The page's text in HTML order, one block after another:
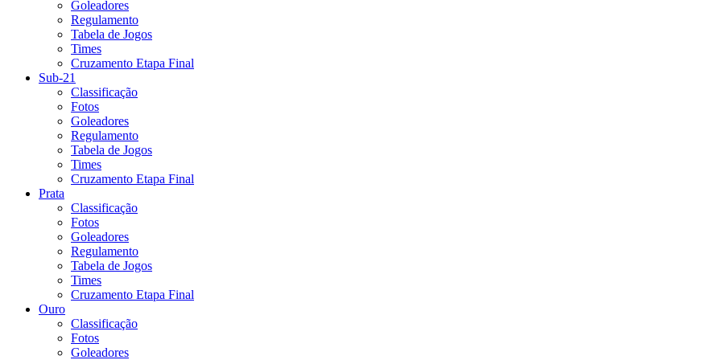
Goleadores
Regulamento
Tabela de Jogos
Times
Cruzamento Etapa Final
Sub-21
Classificação
Fotos
Goleadores
Regulamento
Tabela de Jogos
Times
Cruzamento Etapa Final
Prata
Classificação
Fotos
Goleadores
Regulamento
Tabela de Jogos
Times
Cruzamento Etapa Final
Ouro
Classificação
Fotos
Goleadores